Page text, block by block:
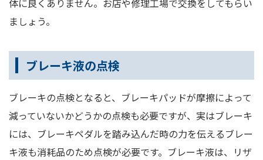
体に良くありません。お店や修理工場で交換をしてもらい
ましょう。
ブレーキ液の点検
ブレーキの点検となると、ブレーキパッドが摩擦によって
減っていないかどうかの点検も必要ですが、実はブレーキ
には、ブレーキペダルを踏み込んだ時の力を伝えるブレー
キ液も消耗品のため点検が必要です。ブレーキ液は、リザ